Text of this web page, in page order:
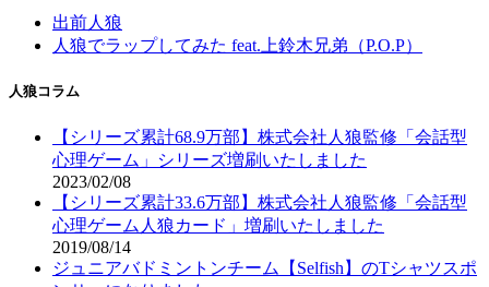
出前人狼
人狼でラップしてみた feat.上鈴木兄弟（P.O.P）
人狼コラム
【シリーズ累計68.9万部】株式会社人狼監修「会話型
心理ゲーム」シリーズ増刷いたしました
2023/02/08
【シリーズ累計33.6万部】株式会社人狼監修「会話型
心理ゲーム人狼カード」増刷いたしました
2019/08/14
ジュニアバドミントンチーム【Selfish】のTシャツスポ